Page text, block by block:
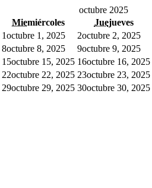
octubre 2025
Miemiércoles Juejueves
1octubre 1, 2025 2octubre 2, 2025
8octubre 8, 2025 9octubre 9, 2025
15octubre 15, 2025 16octubre 16, 2025
22octubre 22, 2025 23octubre 23, 2025
29octubre 29, 2025 30octubre 30, 2025